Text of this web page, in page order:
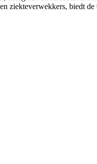
ziekteverwekkers, biedt